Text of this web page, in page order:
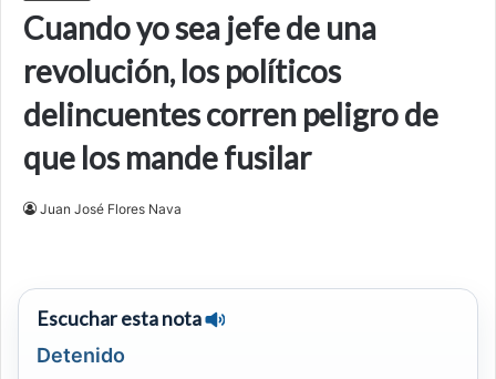
Cuando yo sea jefe de una
revolución, los políticos
delincuentes corren peligro de
que los mande fusilar
Juan José Flores Nava
Escuchar esta nota
Detenido